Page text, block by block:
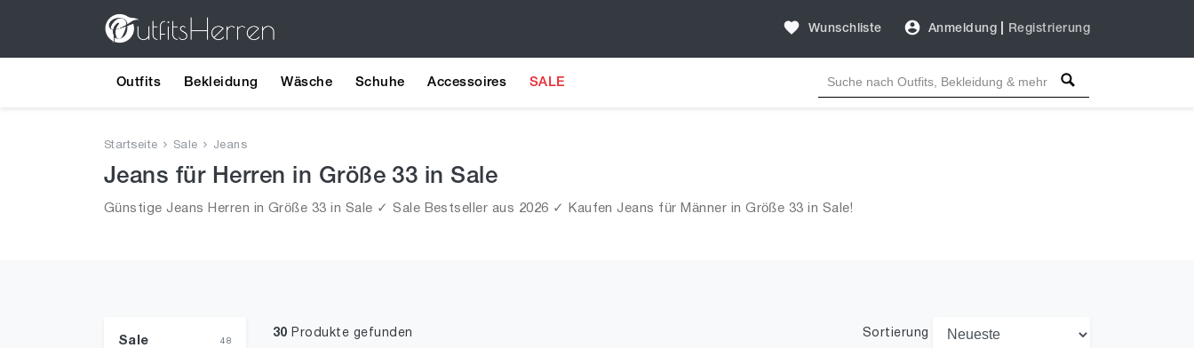
Wunschliste Anmeldung Registrierung
Outfits Bekleidung Wäsche Schuhe Accessoires SALE
Startseite Sale Jeans
Jeans für Herren in Größe 33 in Sale
Günstige Jeans Herren in Größe 33 in Sale ✓ Sale Bestseller aus 2026 ✓ Kaufen Jeans für Männer in Größe 33 in Sale!
Sale
48
30 Produkte gefunden Sortierung